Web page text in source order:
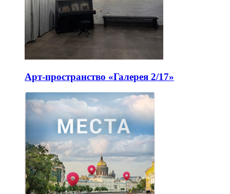
Арт-пространство «Галерея 2/17»